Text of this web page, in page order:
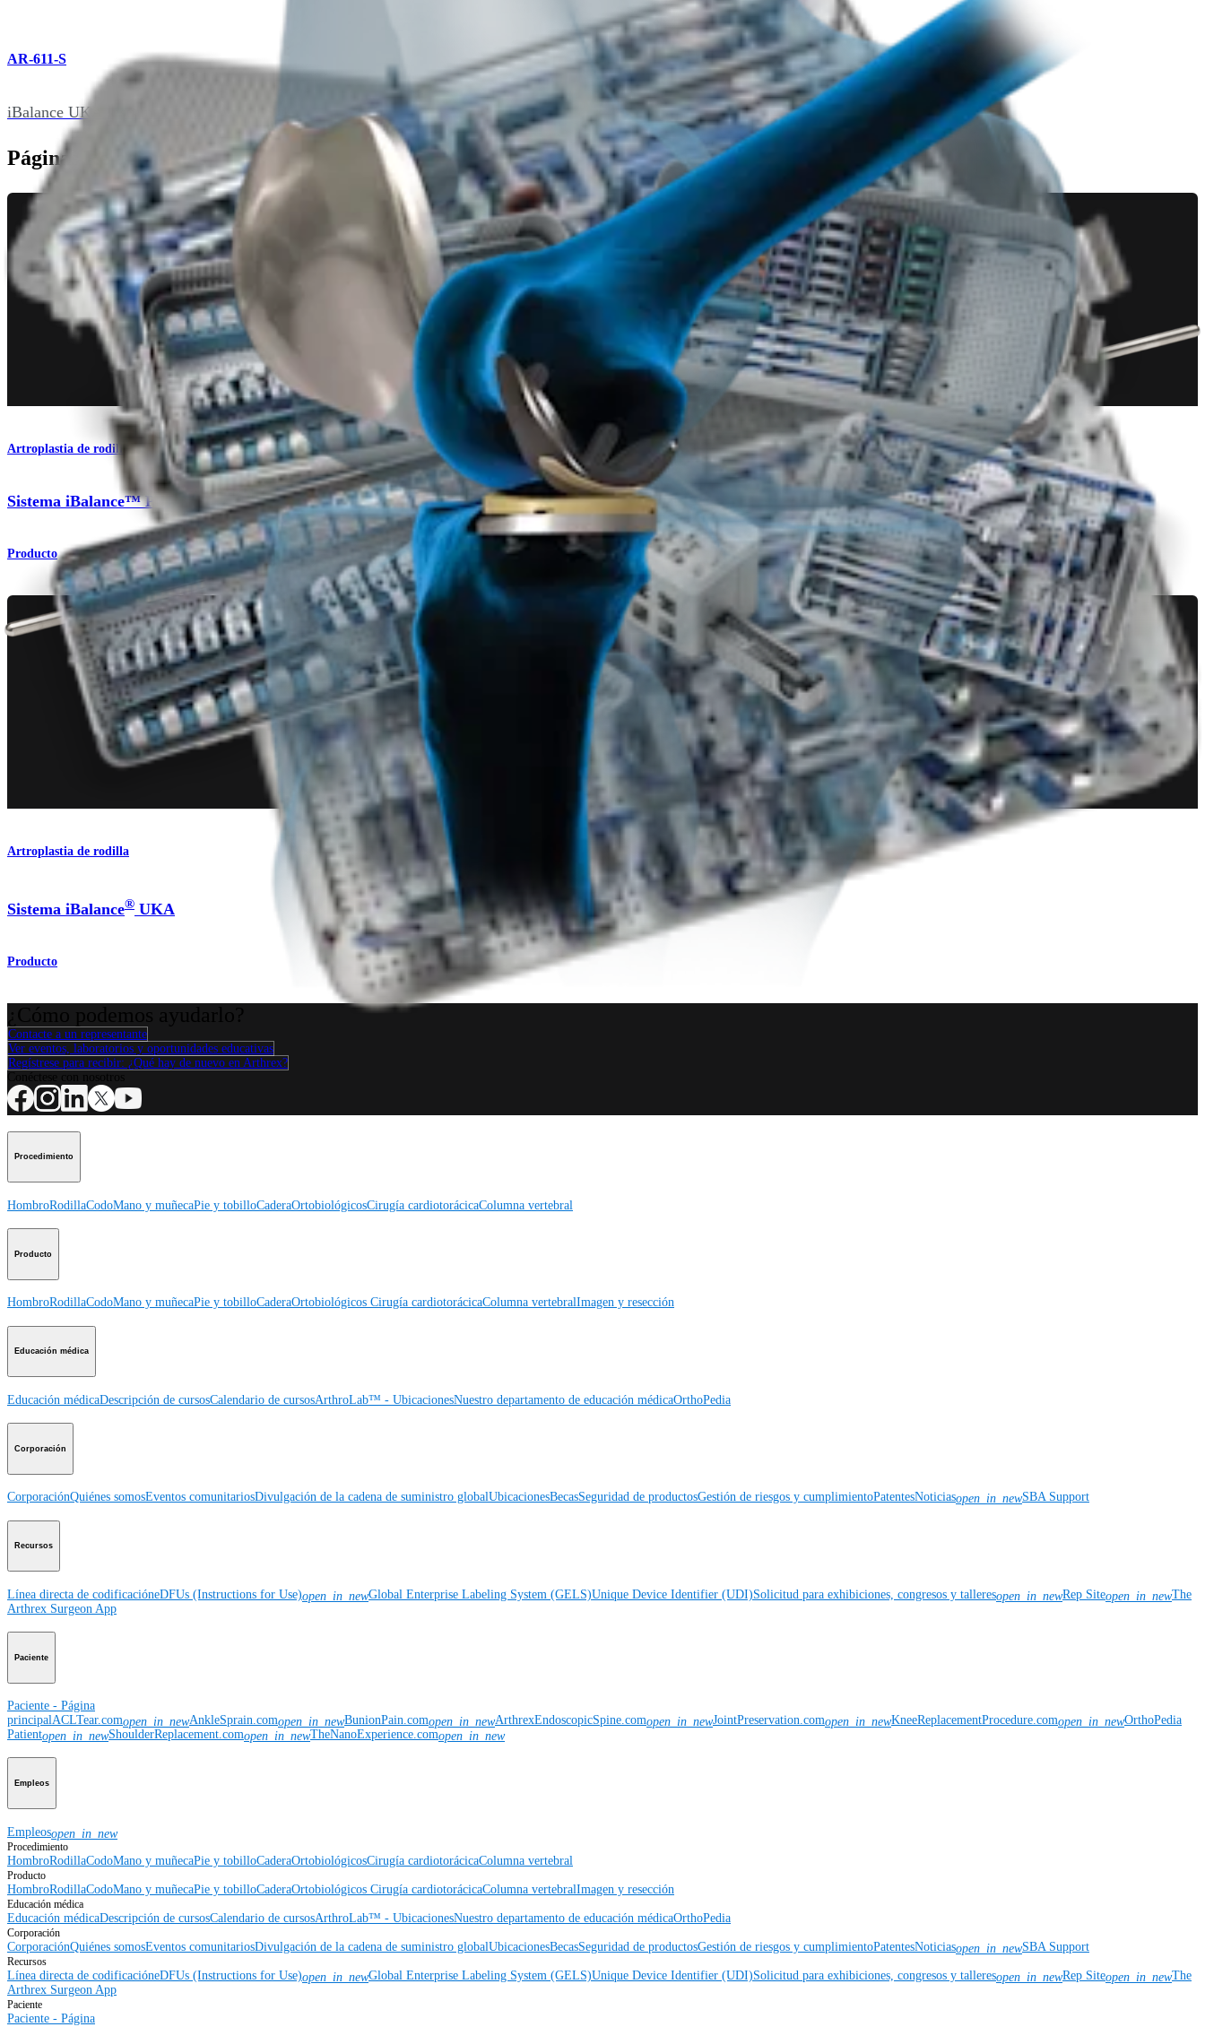
AR-611-S
iBalance UKA Instrumentation System Set
Páginas Relacionadas
Artroplastia de rodilla
Sistema iBalance™ PFJ
Producto
Artroplastia de rodilla
Sistema iBalance® UKA
Producto
Contacte a un representante
Ver eventos, laboratorios y oportunidades educativas
Regístrese para recibir: ¿Qué hay de nuevo en Arthrex?
Procedimiento
HombroRodillaCodoMano y muñecaPie y tobilloCaderaOrtobiológicosCirugía cardiotorácicaColumna vertebral
Producto
HombroRodillaCodoMano y muñecaPie y tobilloCaderaOrtobiológicos Cirugía cardiotorácicaColumna vertebralImagen y resección
Educación médica
Educación médicaDescripción de cursosCalendario de cursosArthroLab™ - UbicacionesNuestro departamento de educación médicaOrthoPedia
Corporación
CorporaciónQuiénes somosEventos comunitariosDivulgación de la cadena de suministro globalUbicacionesBecasSeguridad de productosGestión de riesgos y cumplimientoPatentesNoticiasopen_in_newSBA Support
Recursos
Línea directa de codificacióneDFUs (Instructions for Use)open_in_newGlobal Enterprise Labeling System (GELS)Unique Device Identifier (UDI)Solicitud para exhibiciones, congresos y talleresopen_in_newRep Siteopen_in_newThe
Arthrex Surgeon App
Paciente
Paciente - Página
principalACLTear.comopen_in_newAnkleSprain.comopen_in_newBunionPain.comopen_in_newArthrexEndoscopicSpine.comopen_in_newJointPreservation.comopen_in_newKneeReplacementProcedure.comopen_in_newOrthoPedia
Patientopen_in_newShoulderReplacement.comopen_in_newTheNanoExperience.comopen_in_new
Empleos
Empleosopen_in_new
Procedimiento
HombroRodillaCodoMano y muñecaPie y tobilloCaderaOrtobiológicosCirugía cardiotorácicaColumna vertebral
Producto
HombroRodillaCodoMano y muñecaPie y tobilloCaderaOrtobiológicos Cirugía cardiotorácicaColumna vertebralImagen y resección
Educación médica
Educación médicaDescripción de cursosCalendario de cursosArthroLab™ - UbicacionesNuestro departamento de educación médicaOrthoPedia
Corporación
CorporaciónQuiénes somosEventos comunitariosDivulgación de la cadena de suministro globalUbicacionesBecasSeguridad de productosGestión de riesgos y cumplimientoPatentesNoticiasopen_in_newSBA Support
Recursos
Línea directa de codificacióneDFUs (Instructions for Use)open_in_newGlobal Enterprise Labeling System (GELS)Unique Device Identifier (UDI)Solicitud para exhibiciones, congresos y talleresopen_in_newRep Siteopen_in_newThe
Arthrex Surgeon App
Paciente
Paciente - Página